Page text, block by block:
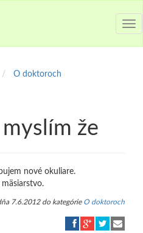
O doktoroch
že
nové okuliare.
7.6.2012 do kategórie O doktoroch